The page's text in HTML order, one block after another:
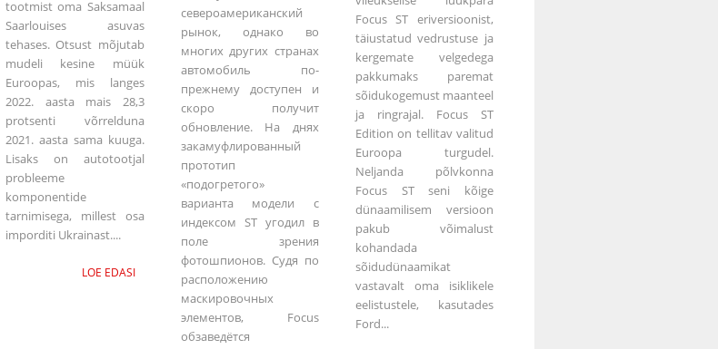
tootmist oma Saksamaal
Saarlouises asuvas
tehases. Otsust mõjutab
mudeli kesine müük
Euroopas, mis langes
2022. aasta mais 28,3
protsenti võrrelduna
2021. aasta sama kuuga.
Lisaks on autotootjal
probleeme
komponentide
tarnimisega, millest osa
imporditi Ukrainast....
LOE EDASI
североамериканский
рынок, однако во
многих других странах
автомобиль по-
прежнему доступен и
скоро получит
обновление. На днях
закамуфлированный
прототип
«подогретого»
варианта модели с
индексом ST угодил в
поле зрения
фотошпионов. Судя по
расположению
маскировочных
элементов, Focus
обзаведётся
Focus ST eriversioonist,
täiustatud vedrustuse ja
kergemate velgedega
pakkumaks paremat
sõidukogemust maanteel
ja ringrajal. Focus ST
Edition on tellitav valitud
Euroopa turgudel.
Neljanda põlvkonna
Focus ST seni kõige
dünaamilisem versioon
pakub võimalust
kohandada
sõidudünaamikat
vastavalt oma isiklikele
eelistustele, kasutades
Ford...